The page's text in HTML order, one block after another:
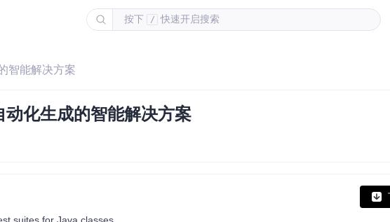
按下 / 快速开启搜索
智能解决方案
化生成的智能解决方案